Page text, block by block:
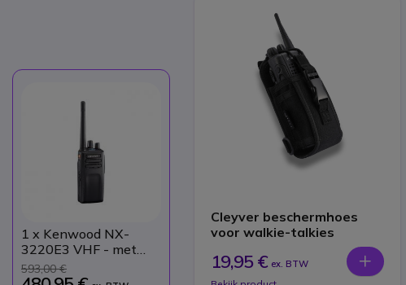
1 x Kenwood NX-
3220E3 VHF - met
batterij, antenne en
oplader
593,00 €
Cleyver beschermhoes
voor walkie-talkies
19,95 € ex. BTW